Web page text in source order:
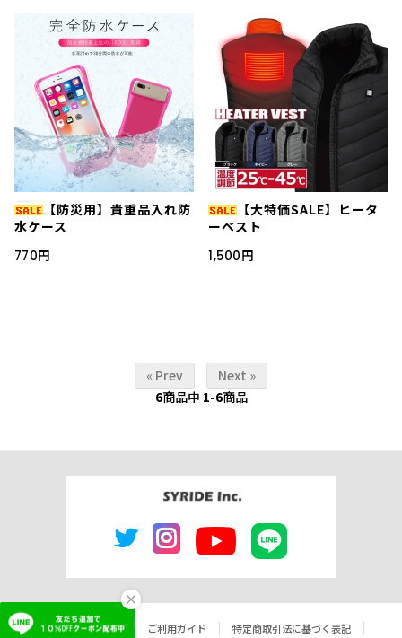
【防災用】貴重品入れ防
水ケース
770円
【大特価SALE】ヒータ
ーベスト
1,500円
« Prev
Next »
6商品中 1-6商品
×
よくあるご質問 ご利用ガイド 特定商取引法に基づく表記